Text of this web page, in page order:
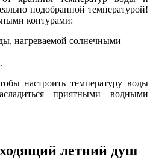
подобранной температурой!
контурами:
нагреваемой солнечными
настроить температуру воды
приятными водными
летний душ